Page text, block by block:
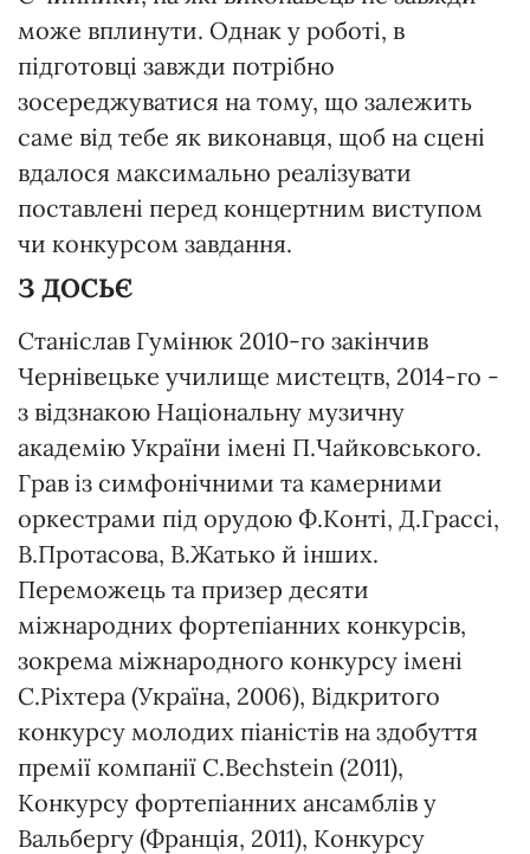
може вплинути. Однак у роботі, в
підготовці завжди потрібно
зосереджуватися на тому, що залежить
саме від тебе як виконавця, щоб на сцені
вдалося максимально реалізувати
поставлені перед концертним виступом
чи конкурсом завдання.
З ДОСЬЄ
Станіслав Гумінюк 2010-го закінчив
Чернівецьке училище мистецтв, 2014-го -
з відзнакою Національну музичну
академію України імені П.Чайковського.
Грав із симфонічними та камерними
оркестрами під орудою Ф.Конті, Д.Грассі,
В.Протасова, В.Жатько й інших.
Переможець та призер десяти
міжнародних фортепіанних конкурсів,
зокрема міжнародного конкурсу імені
С.Ріхтера (Україна, 2006), Відкритого
конкурсу молодих піаністів на здобуття
премії компанії C.Bechstein (2011),
Конкурсу фортепіанних ансамблів у
Вальбергу (Франція, 2011), Конкурсу